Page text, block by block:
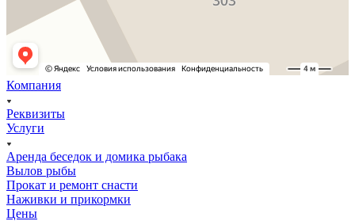
Компания
Реквизиты
Услуги
Аренда беседок и домика рыбака
Вылов рыбы
Прокат и ремонт снасти
Наживки и прикормки
Цены